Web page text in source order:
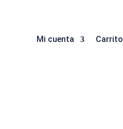
Mi cuenta Carrito